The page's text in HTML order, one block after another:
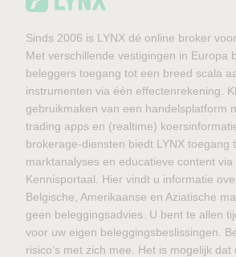
Sinds 2006 is LYNX dé online broker
Met verschillende vestigingen in Europa
beleggers toegang tot een breed scala
instrumenten via één effectenrekening.
gebruikmaken van een handelsplatform
trading apps en (realtime)
brokerage-diensten biedt LYNX toegang
marktanalyses en educatieve content via
Kennisportaal. Hier vindt u informatie
Belgische, Amerikaanse en Aziatische
geen beleggingsadvies. U bent te allen
voor uw eigen beleggingsbeslissingen.
risico’s met zich mee. Het is mogelijk